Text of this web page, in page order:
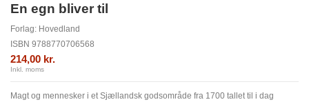
En egn bliver til
Forlag: Hovedland
ISBN 9788770706568
214,00 kr.
Inkl. moms
Magt og mennesker i et Sjællandsk godsområde fra 1700 tallet til i dag